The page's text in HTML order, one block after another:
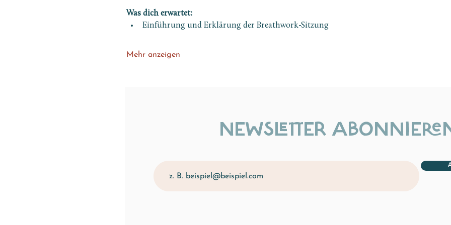
Was dich erwartet:
Einführung und Erklärung der Breathwork-Sitzung
Mehr anzeigen
NEWSLETTER